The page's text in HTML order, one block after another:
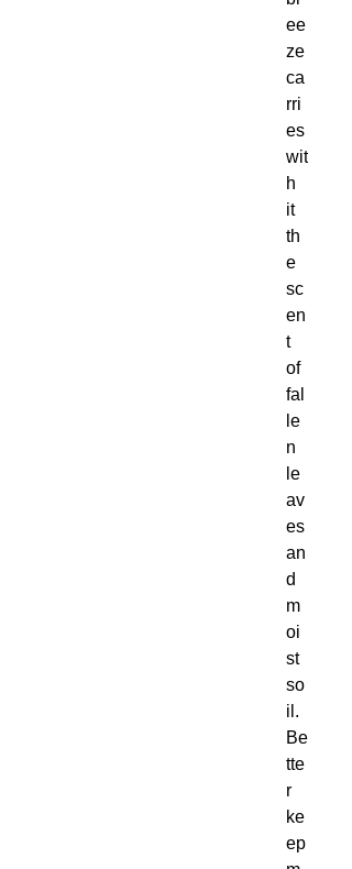
ee
ze
ca
rri
es
wit
h
it
th
e
sc
en
t
of
fal
le
n
le
av
es
an
d
m
oi
st
so
il.
Be
tte
r
ke
ep